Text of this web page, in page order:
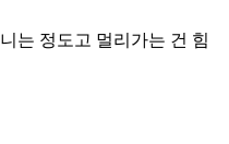
는 정도고 멀리가는 건 힘